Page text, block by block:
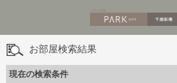
お部屋検索結果
現在の検索条件